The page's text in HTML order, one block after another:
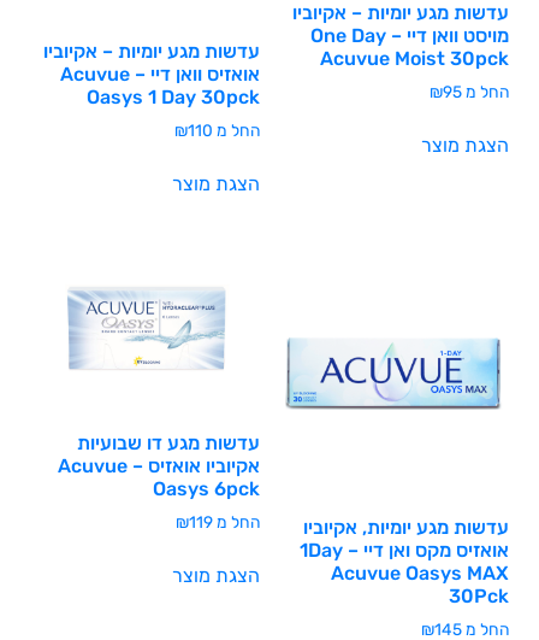
עדשות מגע יומיות – אקיוביו
מויסט וואן דיי – One Day
Acuvue Moist 30pck
החל מ ₪95
הצגת מוצר
עדשות מגע יומיות – אקיוביו
אואזיס וואן דיי – Acuvue
Oasys 1 Day 30pck
החל מ ₪110
הצגת מוצר
עדשות מגע יומיות, אקיוביו
אואזיס מקס ואן דיי – 1Day
Acuvue Oasys MAX
30Pck
החל מ ₪145
עדשות מגע דו שבועיות
אקיוביו אואזיס – Acuvue
Oasys 6pck
החל מ ₪119
הצגת מוצר